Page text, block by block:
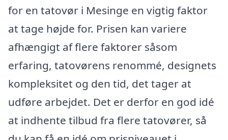
for en tatovør i Mesinge en vigtig faktor
at tage højde for. Prisen kan variere
afhængigt af flere faktorer såsom
erfaring, tatovørens renommé, designets
kompleksitet og den tid, det tager at
udføre arbejdet. Det er derfor en god idé
at indhente tilbud fra flere tatovører, så